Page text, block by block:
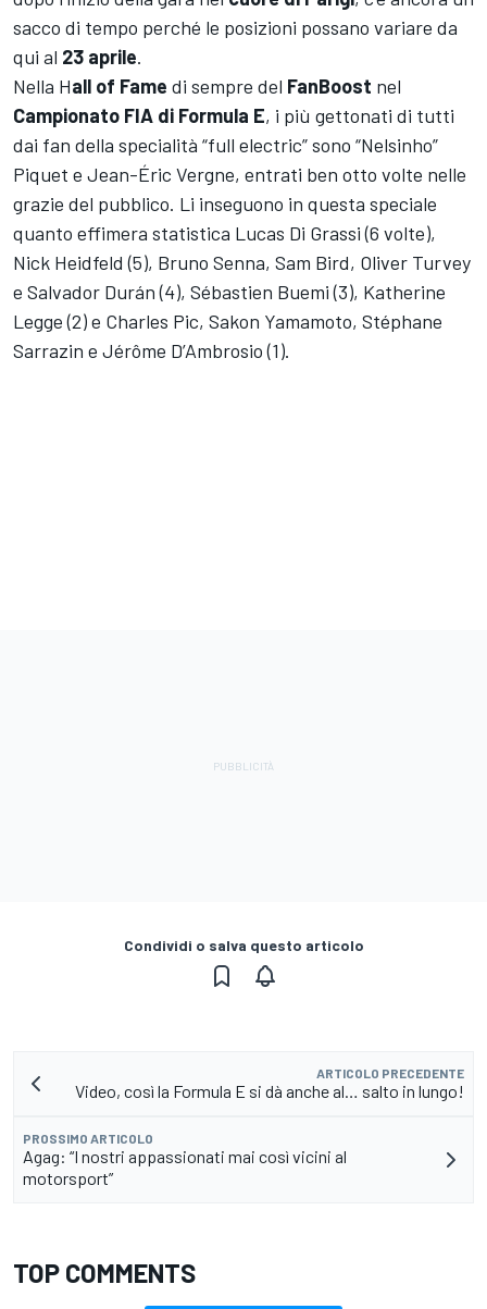
sacco di tempo perché le posizioni possano variare da
qui al 23 aprile.
Nella Hall of Fame di sempre del FanBoost nel
Campionato FIA di Formula E, i più gettonati di tutti
dai fan della specialità “full electric” sono “Nelsinho”
Piquet e Jean-Éric Vergne, entrati ben otto volte nelle
grazie del pubblico. Li inseguono in questa speciale
quanto effimera statistica Lucas Di Grassi (6 volte),
Nick Heidfeld (5), Bruno Senna, Sam Bird, Oliver Turvey
e Salvador Durán (4), Sébastien Buemi (3), Katherine
Legge (2) e Charles Pic, Sakon Yamamoto, Stéphane
Sarrazin e Jérôme D’Ambrosio (1).
Condividi o salva questo articolo
ARTICOLO PRECEDENTE
Video, così la Formula E si dà anche al… salto in lungo!
PROSSIMO ARTICOLO
Agag: “I nostri appassionati mai così vicini al
motorsport”
TOP COMMENTS